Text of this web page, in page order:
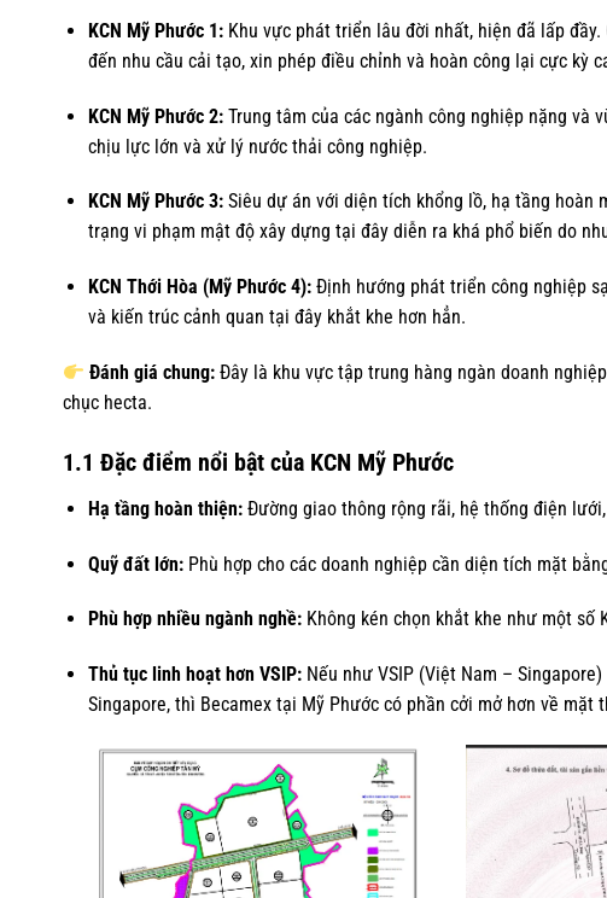
KCN Mỹ Phước 1:Khu vực phát triển lâu đời nhất, hiện đã lấp đầy.
đến nhu cầu cải tạo, xin phép điều chỉnh và hoàn công lại cực kỳ
KCN Mỹ Phước 2:Trung tâm của các ngành công nghiệp nặng và
chịu lực lớn và xử lý nước thải công nghiệp.
KCN Mỹ Phước 3:Siêu dự án với diện tích khổng lồ, hạ tầng hoàn
trạng vi phạm mật độ xây dựng tại đây diễn ra khá phổ biến do
KCN Thới Hòa (Mỹ Phước 4):Định hướng phát triển công nghiệp
và kiến trúc cảnh quan tại đây khắt khe hơn hẳn.
Đánh giá chung: Đây là khu vực tập trung hàng ngàn doanh
chục hecta.
1.1 Đặc điểm nổi bật của KCN Mỹ Phước
Hạ tầng hoàn thiện:Đường giao thông rộng rãi, hệ thống điện
Quỹ đất lớn:Phù hợp cho các doanh nghiệp cần diện tích mặt
Phù hợp nhiều ngành nghề:Không kén chọn khắt khe như một số
Thủ tục linh hoạt hơn VSIP:Nếu như VSIP (Việt Nam –
Singapore, thì Becamex tại Mỹ Phước có phần cởi mở hơn về